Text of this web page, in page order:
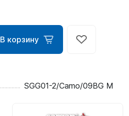
В корзину
SGG01-2/Camo/09BG M